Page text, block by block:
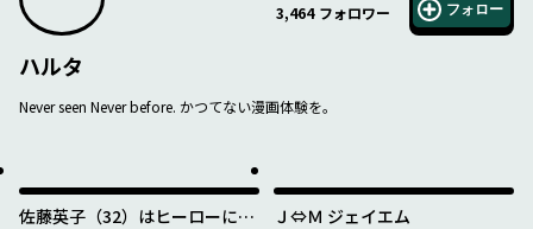
3,464 フォロワー フォロー
ハルタ
Never seen Never before. かつてない漫画体験を。
佐藤英子（32）はヒーローにな
Ｊ⇔Ｍ ジェイエム